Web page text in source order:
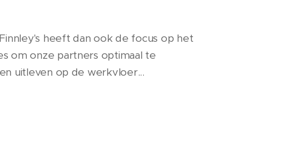
heeft dan ook de focus op het
om onze partners optimaal te
uitleven op de werkvloer...